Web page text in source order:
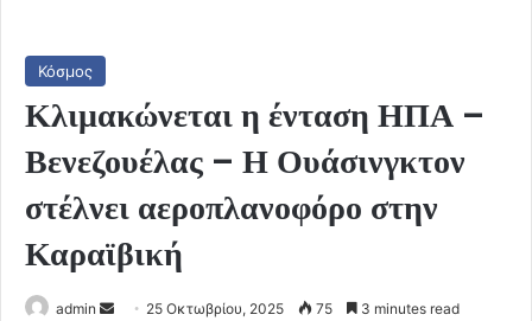
Κόσμος
Κλιμακώνεται η ένταση ΗΠΑ –
Βενεζουέλας – Η Ουάσινγκτον
στέλνει αεροπλανοφόρο στην
Καραϊβική
admin
Send 25 Οκτωβρίου, 2025 75 3 minutes read